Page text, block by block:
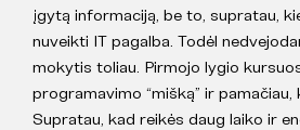
įgytą informaciją, be to, supratau,
nuveikti IT pagalba. Todėl
mokytis toliau. Pirmojo lygio
programavimo “mišką” ir pamačiau,
Supratau, kad reikės daug laiko ir